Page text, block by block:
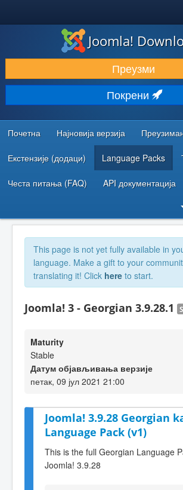
ПРЕУЗИМАЊЕ И ПРОШИРЕЊА (ЕКСТЕНЗИЈЕ)
ОТКРИЈТЕ И НАУЧИТЕ
ЗАЈЕДНИЦА И ПОДРШКА
РЕСУРСИ ЗА РАЗВОЈ
Joomla!
Преузми
Покрени
Почетна Најновија верзија
Екстензије (додаци) Language Packs
Честа питања (FAQ) API документација
This page is not yet fully available in
language. Make a gift to your
translating it! Click here to start.
Joomla! 3 - Georgian 3.9.28.1
Maturity
Stable
Датум објављивања верзије
петак, 09 јул 2021 21:00
Joomla! 3.9.28 Georgian
Language Pack (v1)
This is the full Georgian Language
Joomla! 3.9.28